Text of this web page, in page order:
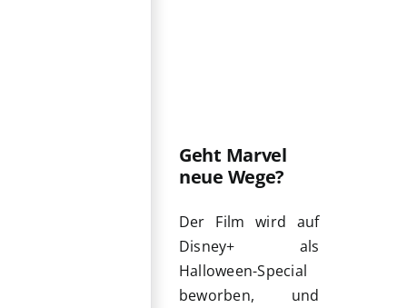
Geht Marvel
neue Wege?
Der Film wird auf
Disney+ als
Halloween-Special
beworben, und